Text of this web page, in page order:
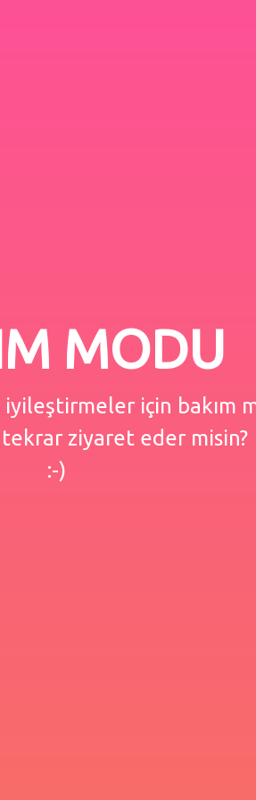
MODU
için bakım
ziyaret eder misin?
:-)